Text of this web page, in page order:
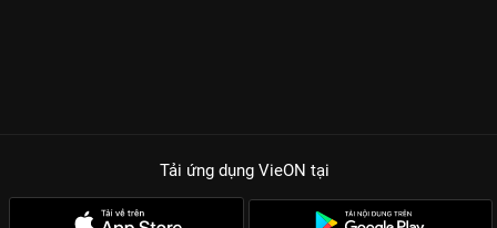
Tải ứng dụng VieON tại